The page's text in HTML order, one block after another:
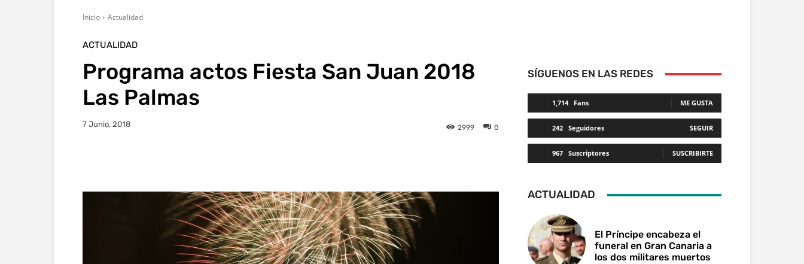
Inicio Actualidad
ACTUALIDAD
Programa actos Fiesta San Juan 2018
Las Palmas
7 Junio, 2018 0
2999
SÍGUENOS EN LAS REDES
1,714 Fans ME GUSTA
242 Seguidores SEGUIR
967 Suscriptores SUSCRIBIRTE
ACTUALIDAD
El Príncipe encabeza el
funeral en Gran Canaria a
los dos militares muertos